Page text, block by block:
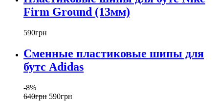
Firm Ground (13мм)
590грн
Сменные пластиковые шипы для
бутс Adidas
-8%
640грн 590грн